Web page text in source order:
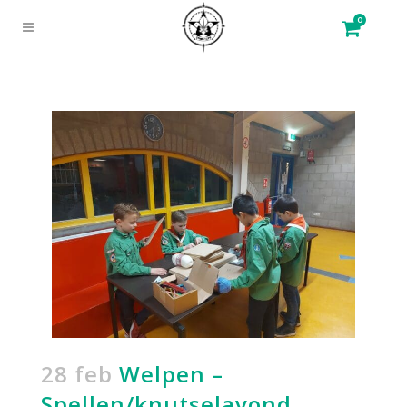
0
28 feb Welpen –